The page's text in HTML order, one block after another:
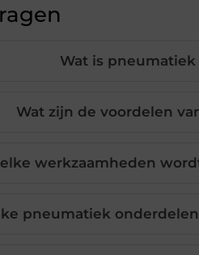
Wat is pneumatiek
Wat zijn de voordelen
werkzaamheden
pneumatiek